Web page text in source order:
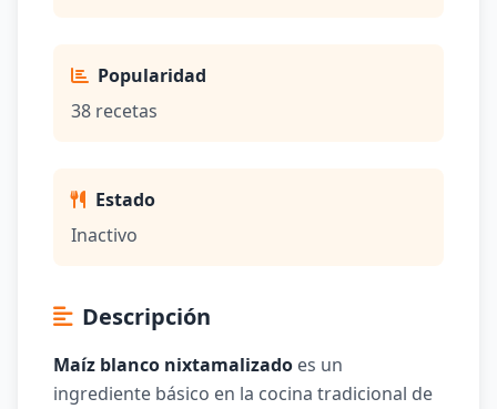
Popularidad
38 recetas
Estado
Inactivo
Descripción
Maíz blanco nixtamalizado es un
ingrediente básico en la cocina tradicional de